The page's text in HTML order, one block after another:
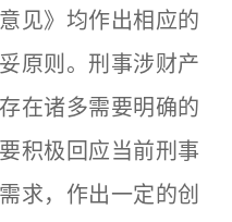
见》均作出相应的
原则。刑事涉财产
在诸多需要明确的
积极回应当前刑事
求，作出一定的创